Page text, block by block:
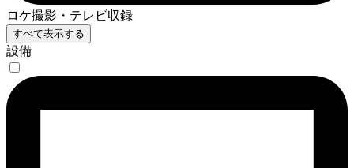
ロケ撮影・テレビ収録
すべて表示する
設備